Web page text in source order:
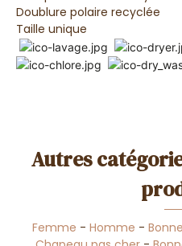
Doublure polaire recyclée
Taille unique
Autres
Femme - Homme -